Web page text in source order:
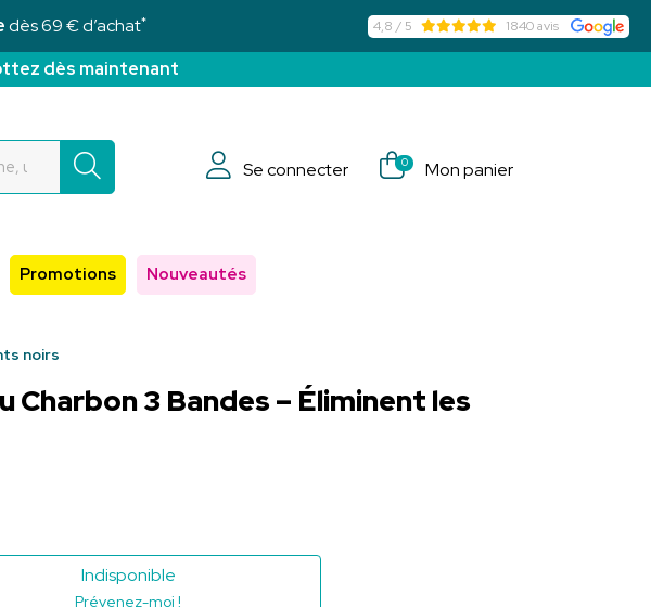
dès 69 € d’achat* 4,8 / 5 1840 avis
dès maintenant
Se connecter
0 Mon panier
Promotions Nouveautés
noirs
3 Bandes – Éliminent les
Indisponible
Prévenez-moi !